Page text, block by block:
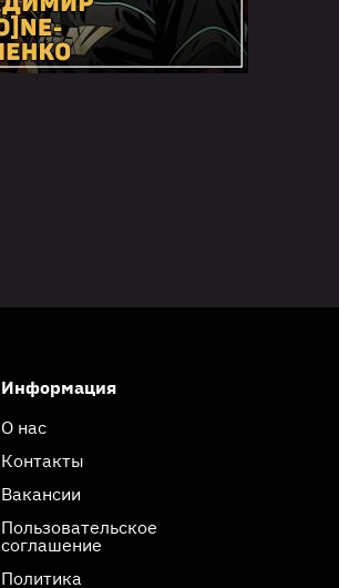
Информация
О нас
Контакты
Вакансии
Пользовательское
соглашение
Политика